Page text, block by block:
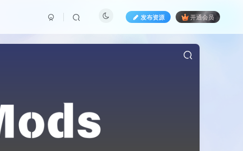
发布资源 开通会员